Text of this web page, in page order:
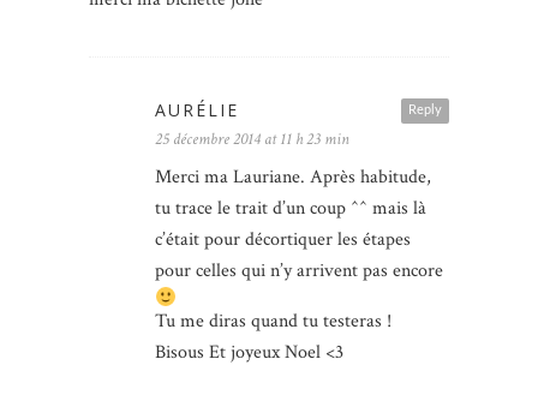
Reply
AURÉLIE
25 décembre 2014 at 11 h 23 min
Merci ma Lauriane. Après habitude,
tu trace le trait d’un coup ^^ mais là
c’était pour décortiquer les étapes
pour celles qui n’y arrivent pas encore
Tu me diras quand tu testeras !
Bisous Et joyeux Noel <3